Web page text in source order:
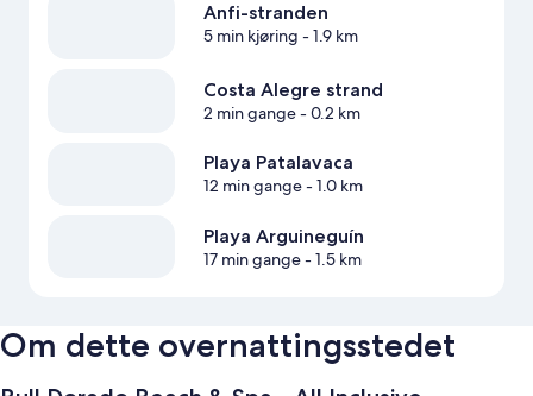
Anfi-stranden
5 min kjøring - 1.9 km
Costa Alegre strand
2 min gange- 0.2 km
Playa Patalavaca
12 min gange- 1.0 km
Playa Arguineguín
17 min gange- 1.5 km
Om dette overnattingsstedet